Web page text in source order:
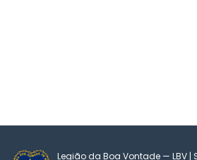
Legião da Boa Vontade — LBV